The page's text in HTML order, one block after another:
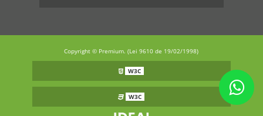
Copyright © Premium. (Lei 9610 de 19/02/1998)
W3C
W3C